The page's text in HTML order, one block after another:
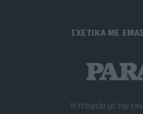
ΣΧΕΤΙΚΑ ΜΕ ΕΜΑΣ
Η εταιρεία με την